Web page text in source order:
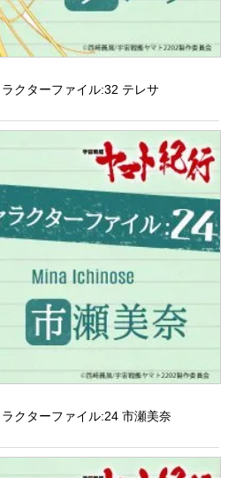
クターファイル:32 テレサ
クターファイル:24 市瀬美奈